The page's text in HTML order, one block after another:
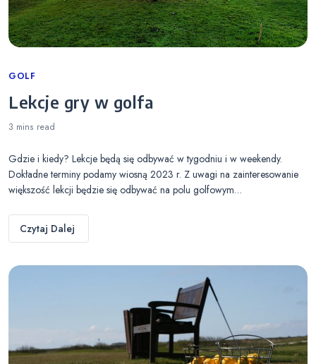
Categories
GOLF
Lekcje gry w golfa
3 mins read
Gdzie i kiedy? Lekcje będą się odbywać w tygodniu i w weekendy.
Dokładne terminy podamy wiosną 2023 r. Z uwagi na zainteresowanie
większość lekcji będzie się odbywać na polu golfowym…
Czytaj Dalej